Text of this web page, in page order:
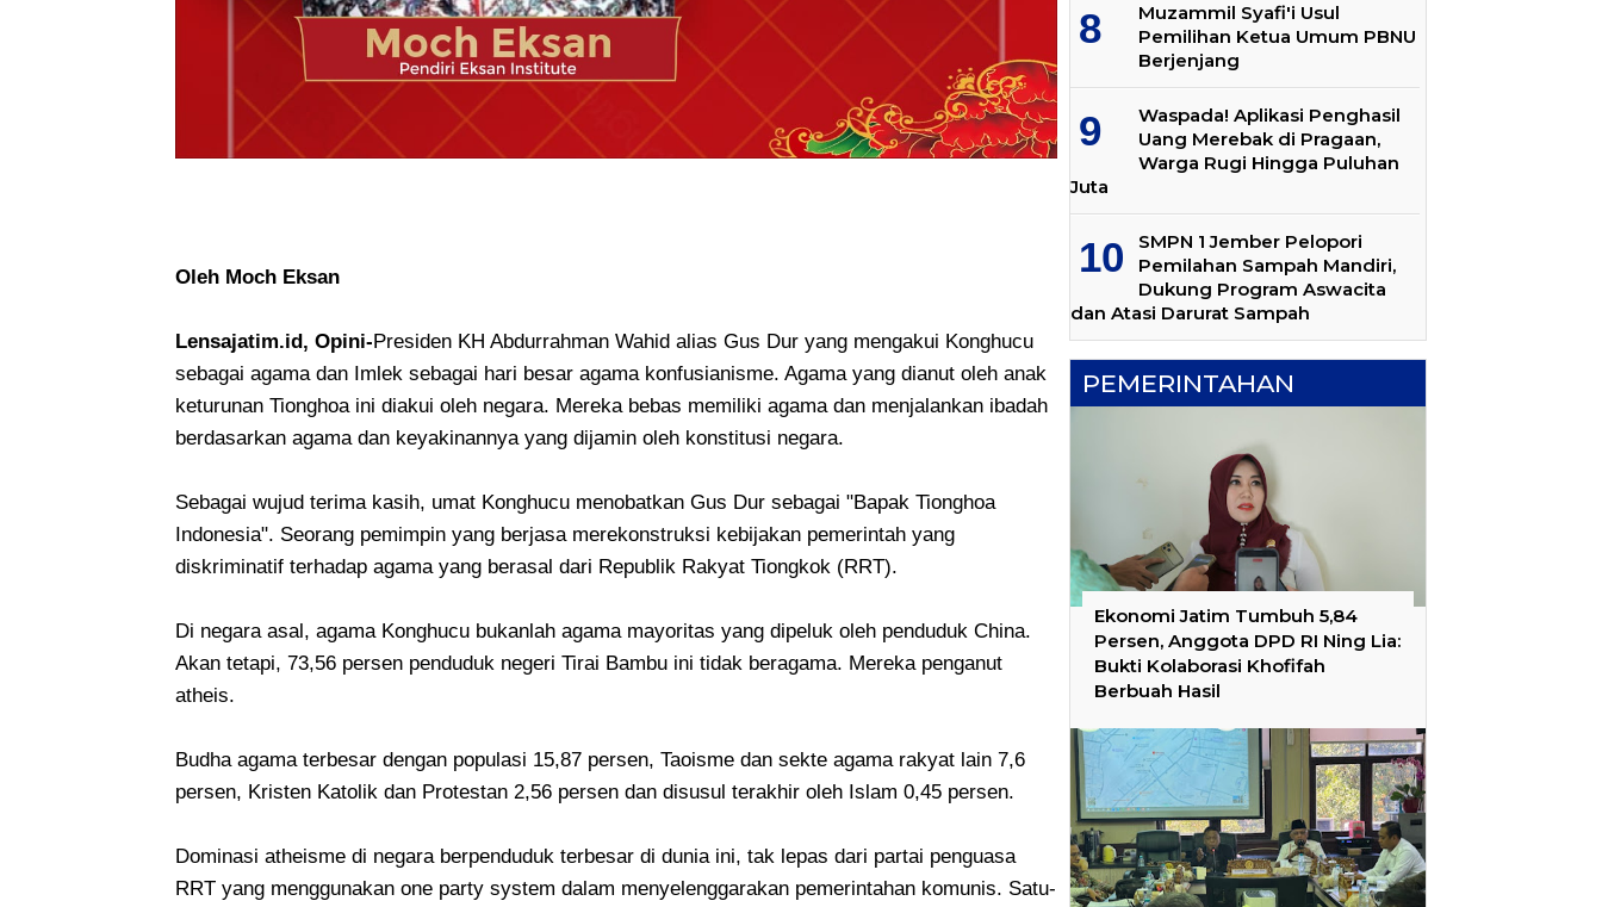
Oleh Moch Eksan
Lensajatim.id, Opini-Presiden KH Abdurrahman Wahid alias Gus Dur yang mengakui Konghucu
sebagai agama dan Imlek sebagai hari besar agama konfusianisme. Agama yang dianut oleh anak
keturunan Tionghoa ini diakui oleh negara. Mereka bebas memiliki agama dan menjalankan ibadah
berdasarkan agama dan keyakinannya yang dijamin oleh konstitusi negara.
Sebagai wujud terima kasih, umat Konghucu menobatkan Gus Dur sebagai "Bapak Tionghoa
Indonesia". Seorang pemimpin yang berjasa merekonstruksi kebijakan pemerintah yang
diskriminatif terhadap agama yang berasal dari Republik Rakyat Tiongkok (RRT).
Di negara asal, agama Konghucu bukanlah agama mayoritas yang dipeluk oleh penduduk China.
Akan tetapi, 73,56 persen penduduk negeri Tirai Bambu ini tidak beragama. Mereka penganut
atheis.
Budha agama terbesar dengan populasi 15,87 persen, Taoisme dan sekte agama rakyat lain 7,6
persen, Kristen Katolik dan Protestan 2,56 persen dan disusul terakhir oleh Islam 0,45 persen.
Dominasi atheisme di negara berpenduduk terbesar di dunia ini, tak lepas dari partai penguasa
RRT yang menggunakan one party system dalam menyelenggarakan pemerintahan komunis. Satu-
Muzammil Syafi'i Usul
Pemilihan Ketua Umum PBNU
Berjenjang
Waspada! Aplikasi Penghasil
Uang Merebak di Pragaan,
Warga Rugi Hingga Puluhan
Juta
SMPN 1 Jember Pelopori
Pemilahan Sampah Mandiri,
Dukung Program Aswacita
dan Atasi Darurat Sampah
PEMERINTAHAN
Ekonomi Jatim Tumbuh 5,84
Persen, Anggota DPD RI Ning Lia:
Bukti Kolaborasi Khofifah
Berbuah Hasil